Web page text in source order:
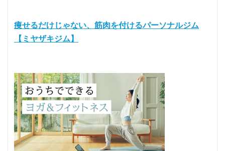
痩せるだけじゃない、筋肉を付けるパーソナルジム
【ミヤザキジム】